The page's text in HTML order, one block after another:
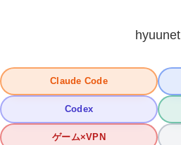
hyuunet
Claude Code
Codex
ゲーム×VPN